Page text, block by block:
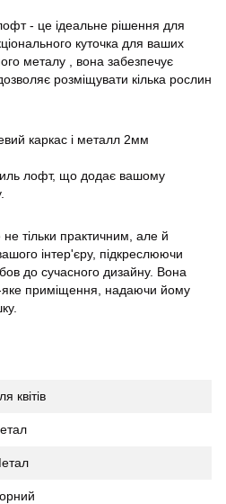
лофт - це ідеальне рішення для
куточка для ваших
металу , вона забезпечує
дозволяє розміщувати кілька рослин
каркас і металл 2мм
лофт, що додає вашому
не тільки практичним, але й
інтер'єру, підкреслюючи
до сучасного дизайну. Вона
яке приміщення, надаючи йому
квітів